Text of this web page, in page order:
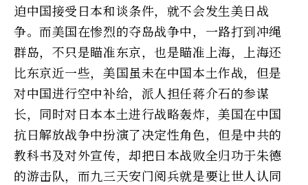
迫中国接受日本和谈条件，就不会发生美日战
争。而美国在惨烈的夺岛战争中，一路打到冲绳
群岛，不只是瞄准东京，也是瞄准上海，上海还
比东京近一些，美国虽未在中国本土作战，但是
对中国进行空中补给，派人担任蒋介石的参谋
长，同时对日本本土进行战略轰炸，美国在中国
抗日解放战争中扮演了决定性角色，但是中共的
教科书及对外宣传，却把日本战败全归功于朱德
的游击队，而九三天安门阅兵就是要让世人认同